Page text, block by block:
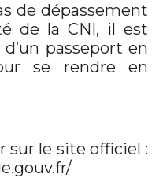
de dépassement
de la CNI, il est
passeport en
se rendre en
sur le site officiel :